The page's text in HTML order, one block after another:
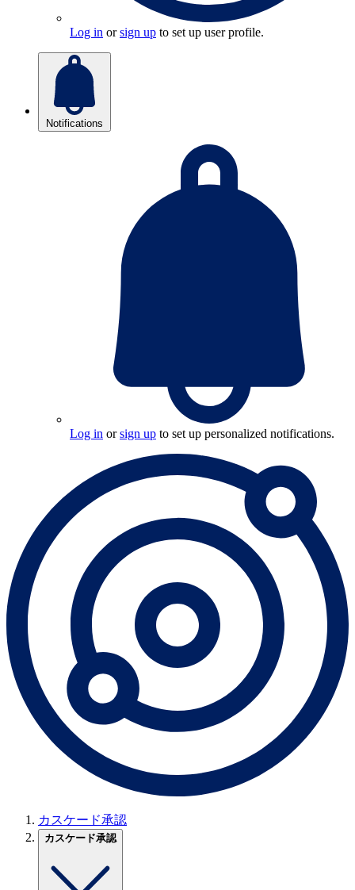
Log in orsign up to set up user profile.
Notifications
Log in orsign up to set up personalized notifications.
カスケード承認
カスケード承認